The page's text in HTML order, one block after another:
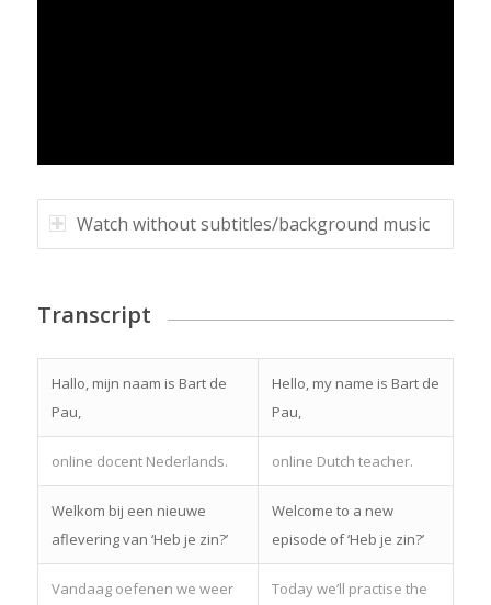
Watch without subtitles/background music
Transcript
Hallo, mijn naam is Bart de
Pau,
Hello, my name is Bart de
Pau,
online docent Nederlands. online Dutch teacher.
Welkom bij een nieuwe
aflevering van ‘Heb je zin?’
Welcome to a new
episode of ‘Heb je zin?’
Vandaag oefenen we weer
Today we’ll practise the